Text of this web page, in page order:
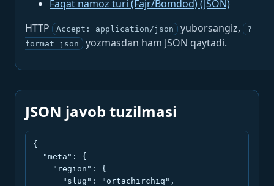
Faqat namoz turi (Fajr/Bomdod) (JSON)
HTTP
Accept: application/json yuborsangiz,
?
format=json
yozmasdan ham JSON qaytadi.
JSON javob tuzilmasi
{
  "meta": {
    "region": {
      "slug": "ortachirchiq",